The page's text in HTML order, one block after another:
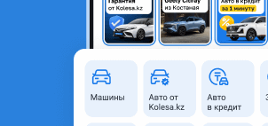
Omoda C7